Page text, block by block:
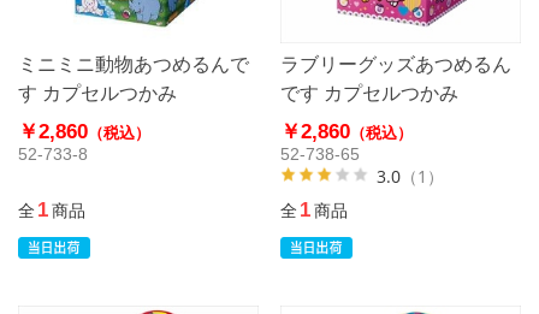
ミニミニ動物あつめるんで
す カプセルつかみ
￥2,860 （税込）
52-733-8
全1商品
ラブリーグッズあつめるん
です カプセルつかみ
￥2,860（税込）
52-738-65
3.0（1）
全1商品